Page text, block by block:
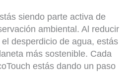
siendo parte activa de
ambiental. Al reducir
desperdicio de agua, estás
más sostenible. Cada
estás dando un paso